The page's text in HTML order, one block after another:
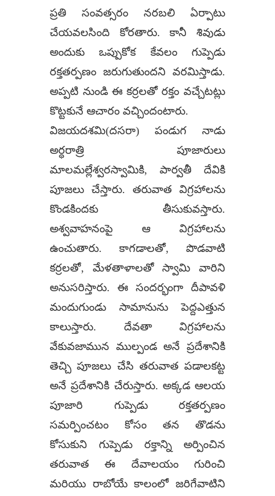
ప్రతి సంవత్సరం నరబలి ఏర్పాటు
చేయవలసింది కోరతారు. కానీ శివుడు
అందుకు ఒప్పుకోక కేవలం గుప్పెడు
రక్తతర్పణం జరుగుతుందని వరమిస్తాడు.
అప్పటి నుండి ఈ కర్రలతో రక్తం వచ్చేటట్లు
కొట్టకునే ఆచారం వచ్చిందంటారు.
విజయదశమి(దసరా) పండుగ నాడు
అర్ధరాత్రి పూజారులు
మాలమల్లేశ్వరస్వామికి, పార్వతీ దేవికి
పూజలు చేస్తారు. తరువాత విగ్రహాలను
కొండకిందకు తీసుకువస్తారు.
అశ్వవాహనంపై ఆ విగ్రహాలను
ఉంచుతారు. కాగడాలతో, పొడవాటి
కర్రలతో, మేళతాళాలతో స్వామి వారిని
అనుసరిస్తారు. ఈ సందర్భంగా దీపావళి
మందుగుండు సామానును పెద్దఎత్తున
కాలుస్తారు. దేవతా విగ్రహాలను
వేకువజామున ముల్పండ అనే ప్రదేశానికి
తెచ్చి పూజలు చేసి తరువాత పడాలకట్ట
అనే ప్రదేశానికి చేరుస్తారు. అక్కడ ఆలయ
పూజారి గుప్పెడు రక్తతర్పణం
సమర్పించటం కోసం తన తొడను
కోసుకుని గుప్పెడు రక్తాన్ని అర్పించిన
తరువాత ఈ దేవాలయం గురించి
మరియు రాబోయే కాలంలో జరిగేవాటిని